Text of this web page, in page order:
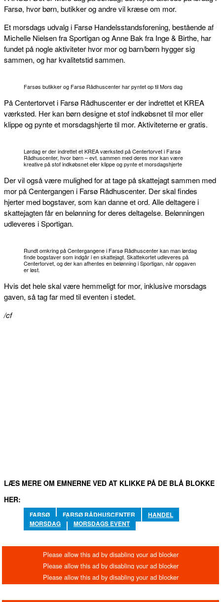
Farsø, hvor børn, butikker og andre vil kræse om mor.
Et morsdags udvalg i Farsø Handelsstandsforening, bestående af
Michelle Nielsen fra Sportigan og Anne Bak fra Inge & Birthe, har
fundet på nogle aktiviteter hvor mor og barn/børn hygger sig
sammen, og har kvalitetstid sammen.
Farsøs butikker og Farsø Rådhuscenter har pyntet op til Mors dag
På Centertorvet i Farsø Rådhuscenter er der indrettet et KREA
værksted. Her kan børn designe et stof indkøbsnet til mor eller
klippe og pynte et morsdagshjerte til mor. Aktiviteterne er gratis.
Lørdag er der indrettet et KREA værksted på Centertorvet i Farsø
Rådhuscenter, hvor børn – evt. sammen med deres mor kan være
kreative på stof indkøbsnet eller klippe og pynte et morsdagshjerte
Der vil også være mulighed for at tage på skattejagt sammen med
mor på Centergangen i Farsø Rådhuscenter. Der skal findes
hjerter med bogstaver, som kan danne et ord. Alle deltagere i
skattejagten får en belønning for deres deltagelse. Belønningen
udleveres i Sportigan.
Rundt omkring på Centergangene i Farsø Rådhuscenter kan man lørdag
finde bogstaver som indgår i en skattejagt. Skattekortet udleveres på
Centertorvet, og der kan afhentes en belønning i Sportigan, når opgaven
er løst.
Hvis det hele skal være hemmeligt for mor, inklusive morsdags
gaven, så tag far med til eventen i stedet.
/cf
LÆS MERE OM EMNERNE VED AT KLIKKE PÅ DE BLÅ BLOKKE
HER:
FARSØ FARSØ RÅDHUSCENTER
HANDEL
MORSDAG
MORSDAGS EVENT